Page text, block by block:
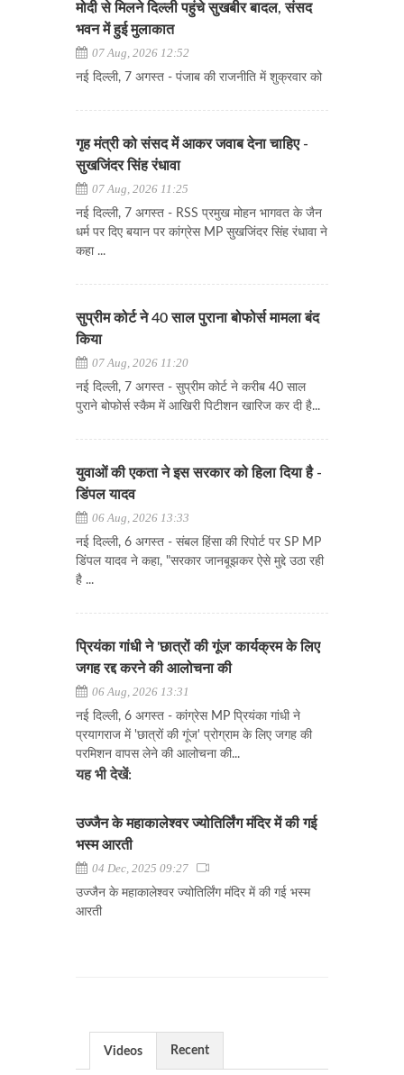
मोदी से मिलने दिल्ली पहुंचे सुखबीर बादल, संसद
भवन में हुई मुलाकात
07 Aug, 2026 12:52
नई दिल्ली, 7 अगस्त - पंजाब की राजनीति में शुक्रवार को
गृह मंत्री को संसद में आकर जवाब देना चाहिए -
सुखजिंदर सिंह रंधावा
07 Aug, 2026 11:25
नई दिल्ली, 7 अगस्त - RSS प्रमुख मोहन भागवत के जैन
धर्म पर दिए बयान पर कांग्रेस MP सुखजिंदर सिंह रंधावा ने
कहा ...
सुप्रीम कोर्ट ने 40 साल पुराना बोफोर्स मामला बंद
किया
07 Aug, 2026 11:20
नई दिल्ली, 7 अगस्त - सुप्रीम कोर्ट ने करीब 40 साल
पुराने बोफोर्स स्कैम में आखिरी पिटीशन खारिज कर दी है...
युवाओं की एकता ने इस सरकार को हिला दिया है -
डिंपल यादव
06 Aug, 2026 13:33
नई दिल्ली, 6 अगस्त - संबल हिंसा की रिपोर्ट पर SP MP
डिंपल यादव ने कहा, "सरकार जानबूझकर ऐसे मुद्दे उठा रही
है ...
प्रियंका गांधी ने 'छात्रों की गूंज' कार्यक्रम के लिए
जगह रद्द करने की आलोचना की
06 Aug, 2026 13:31
नई दिल्ली, 6 अगस्त - कांग्रेस MP प्रियंका गांधी ने
प्रयागराज में 'छात्रों की गूंज' प्रोग्राम के लिए जगह की
परमिशन वापस लेने की आलोचना की...
यह भी देखें:
उज्जैन के महाकालेश्वर ज्योतिर्लिंग मंदिर में की गई
भस्म आरती
04 Dec, 2025 09:27
उज्जैन के महाकालेश्वर ज्योतिर्लिंग मंदिर में की गई भस्म
आरती
Videos Recent